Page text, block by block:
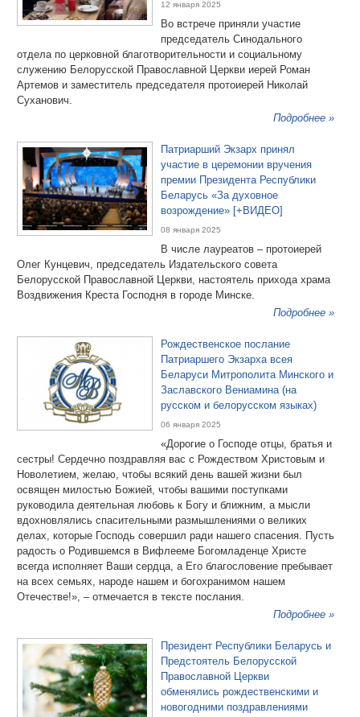
12 января 2025
Во встрече приняли участие
председатель Синодального
отдела по церковной благотворительности и социальному
служению Белорусской Православной Церкви иерей Роман
Артемов и заместитель председателя протоиерей Николай
Суханович.
Подробнее »
Патриарший Экзарх принял
участие в церемонии вручения
премии Президента Республики
Беларусь «За духовное
возрождение» [+ВИДЕО]
08 января 2025
В числе лауреатов – протоиерей
Олег Кунцевич, председатель Издательского совета
Белорусской Православной Церкви, настоятель прихода храма
Воздвижения Креста Господня в городе Минске.
Подробнее »
Рождественское послание
Патриаршего Экзарха всея
Беларуси Митрополита Минского и
Заславского Вениамина (на
русском и белорусском языках)
06 января 2025
«Дорогие о Господе отцы, братья и
сестры! Сердечно поздравляя вас с Рождеством Христовым и
Новолетием, желаю, чтобы всякий день вашей жизни был
освящен милостью Божией, чтобы вашими поступками
руководила деятельная любовь к Богу и ближним, а мысли
вдохновлялись спасительными размышлениями о великих
делах, которые Господь совершил ради нашего спасения. Пусть
радость о Родившемся в Вифлееме Богомладенце Христе
всегда исполняет Ваши сердца, а Его благословение пребывает
на всех семьях, народе нашем и богохранимом нашем
Отечестве!», – отмечается в тексте послания.
Подробнее »
Президент Республики Беларусь и
Предстоятель Белорусской
Православной Церкви
обменялись рождественскими и
новогодними поздравлениями